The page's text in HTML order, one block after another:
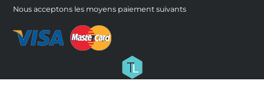
Nous acceptons les moyens paiement suivants